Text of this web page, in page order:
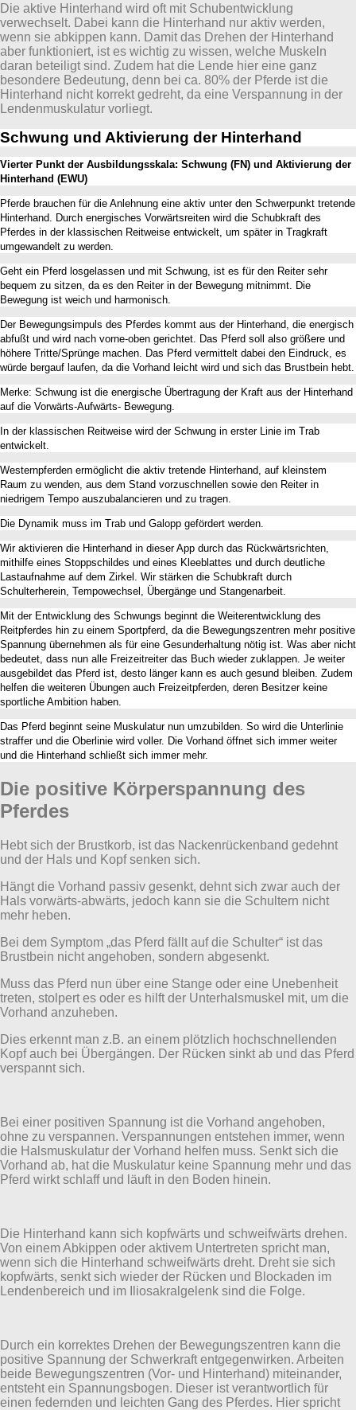
Die aktive Hinterhand wird oft mit Schubentwicklung
verwechselt. Dabei kann die Hinterhand nur aktiv werden,
wenn sie abkippen kann. Damit das Drehen der Hinterhand
aber funktioniert, ist es wichtig zu wissen, welche Muskeln
daran beteiligt sind. Zudem hat die Lende hier eine ganz
besondere Bedeutung, denn bei ca. 80% der Pferde ist die
Hinterhand nicht korrekt gedreht, da eine Verspannung in der
Lendenmuskulatur vorliegt.
Schwung und Aktivierung der Hinterhand
Vierter Punkt der Ausbildungsskala: Schwung (FN) und Aktivierung der
Hinterhand (EWU)
Pferde brauchen für die Anlehnung eine aktiv unter den Schwerpunkt tretende
Hinterhand. Durch energisches Vorwärtsreiten wird die Schubkraft des
Pferdes in der klassischen Reitweise entwickelt, um später in Tragkraft
umgewandelt zu werden.
Geht ein Pferd losgelassen und mit Schwung, ist es für den Reiter sehr
bequem zu sitzen, da es den Reiter in der Bewegung mitnimmt. Die
Bewegung ist weich und harmonisch.
Der Bewegungsimpuls des Pferdes kommt aus der Hinterhand, die energisch
abfußt und wird nach vorne-oben gerichtet. Das Pferd soll also größere und
höhere Tritte/Sprünge machen. Das Pferd vermittelt dabei den Eindruck, es
würde bergauf laufen, da die Vorhand leicht wird und sich das Brustbein hebt.
Merke: Schwung ist die energische Übertragung der Kraft aus der Hinterhand
auf die Vorwärts-Aufwärts- Bewegung.
In der klassischen Reitweise wird der Schwung in erster Linie im Trab
entwickelt.
Westernpferden ermöglicht die aktiv tretende Hinterhand, auf kleinstem
Raum zu wenden, aus dem Stand vorzuschnellen sowie den Reiter in
niedrigem Tempo auszubalancieren und zu tragen.
Die Dynamik muss im Trab und Galopp gefördert werden.
Wir aktivieren die Hinterhand in dieser App durch das Rückwärtsrichten,
mithilfe eines Stoppschildes und eines Kleeblattes und durch deutliche
Lastaufnahme auf dem Zirkel. Wir stärken die Schubkraft durch
Schulterherein, Tempowechsel, Übergänge und Stangenarbeit.
Mit der Entwicklung des Schwungs beginnt die Weiterentwicklung des
Reitpferdes hin zu einem Sportpferd, da die Bewegungszentren mehr positive
Spannung übernehmen als für eine Gesunderhaltung nötig ist. Was aber nicht
bedeutet, dass nun alle Freizeitreiter das Buch wieder zuklappen. Je weiter
ausgebildet das Pferd ist, desto länger kann es auch gesund bleiben. Zudem
helfen die weiteren Übungen auch Freizeitpferden, deren Besitzer keine
sportliche Ambition haben.
Das Pferd beginnt seine Muskulatur nun umzubilden. So wird die Unterlinie
straffer und die Oberlinie wird voller. Die Vorhand öffnet sich immer weiter
und die Hinterhand schließt sich immer mehr.
Die positive Körperspannung des
Pferdes
Hebt sich der Brustkorb, ist das Nackenrückenband gedehnt
und der Hals und Kopf senken sich.
Hängt die Vorhand passiv gesenkt, dehnt sich zwar auch der
Hals vorwärts-abwärts, jedoch kann sie die Schultern nicht
mehr heben.
Bei dem Symptom „das Pferd fällt auf die Schulter“ ist das
Brustbein nicht angehoben, sondern abgesenkt.
Muss das Pferd nun über eine Stange oder eine Unebenheit
treten, stolpert es oder es hilft der Unterhalsmuskel mit, um die
Vorhand anzuheben.
Dies erkennt man z.B. an einem plötzlich hochschnellenden
Kopf auch bei Übergängen. Der Rücken sinkt ab und das Pferd
verspannt sich.
Bei einer positiven Spannung ist die Vorhand angehoben,
ohne zu verspannen. Verspannungen entstehen immer, wenn
die Halsmuskulatur der Vorhand helfen muss. Senkt sich die
Vorhand ab, hat die Muskulatur keine Spannung mehr und das
Pferd wirkt schlaff und läuft in den Boden hinein.
Die Hinterhand kann sich kopfwärts und schweifwärts drehen.
Von einem Abkippen oder aktivem Untertreten spricht man,
wenn sich die Hinterhand schweifwärts dreht. Dreht sie sich
kopfwärts, senkt sich wieder der Rücken und Blockaden im
Lendenbereich und im Iliosakralgelenk sind die Folge.
Durch ein korrektes Drehen der Bewegungszentren kann die
positive Spannung der Schwerkraft entgegenwirken. Arbeiten
beide Bewegungszentren (Vor- und Hinterhand) miteinander,
entsteht ein Spannungsbogen. Dieser ist verantwortlich für
einen federnden und leichten Gang des Pferdes. Hier spricht